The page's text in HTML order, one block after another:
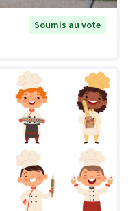
Soumis au vote